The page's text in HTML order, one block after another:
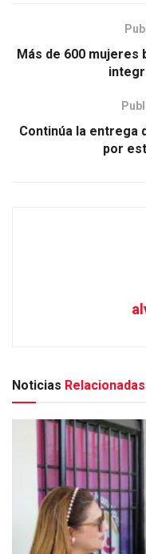
Más de 600 mujeres
Continúa la entrega
por
Noticias Relacionadas